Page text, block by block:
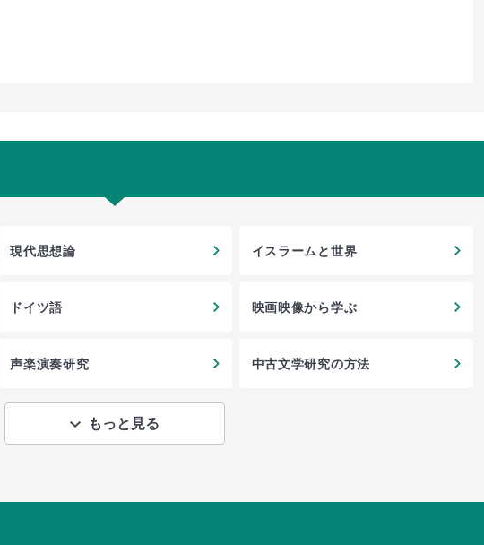
現代思想論 イスラームと世界
ドイツ語 映画映像から学ぶ
声楽演奏研究 中古文学研究の方法
もっと見る